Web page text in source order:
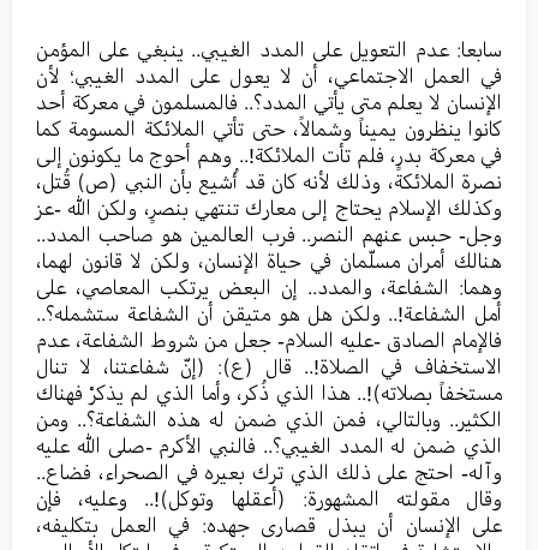
سابعا: عدم التعويل على المدد الغيبي.. ينبغي على المؤمن
في العمل الاجتماعي، أن لا يعول على المدد الغيبي؛ لأن
الإنسان لا يعلم متى يأتي المدد؟.. فالمسلمون في معركة أحد
كانوا ينظرون يميناً وشمالاً، حتى تأتي الملائكة المسومة كما
في معركة بدرٍ، فلم تأت الملائكة!.. وهم أحوج ما يكونون إلى
نصرة الملائكة، وذلك لأنه كان قد أُشيع بأن النبي (ص) قُتل،
وكذلك الإسلام يحتاج إلى معارك تنتهي بنصرٍ، ولكن الله -عز
وجل- حبس عنهم النصر.. فرب العالمين هو صاحب المدد..
هنالك أمران مسلّمان في حياة الإنسان، ولكن لا قانون لهما،
وهما: الشفاعة، والمدد.. إن البعض يرتكب المعاصي، على
أمل الشفاعة!.. ولكن هل هو متيقن أن الشفاعة ستشمله؟..
فالإمام الصادق -عليه السلام- جعل من شروط الشفاعة، عدم
الاستخفاف في الصلاة!.. قال (ع): (إنّ شفاعتنا، لا تنال
مستخفاً بصلاته)!.. هذا الذي ذُكر، وأما الذي لم يذكرْ فهناك
الكثير.. وبالتالي، فمن الذي ضمن له هذه الشفاعة؟.. ومن
الذي ضمن له المدد الغيبي؟.. فالنبي الأكرم -صلى الله عليه
وآله- احتج على ذلك الذي ترك بعيره في الصحراء، فضاع..
وقال مقولته المشهورة: (أعقلها وتوكل)!.. وعليه، فإن
على الإنسان أن يبذل قصارى جهده: في العمل بتكليفه،